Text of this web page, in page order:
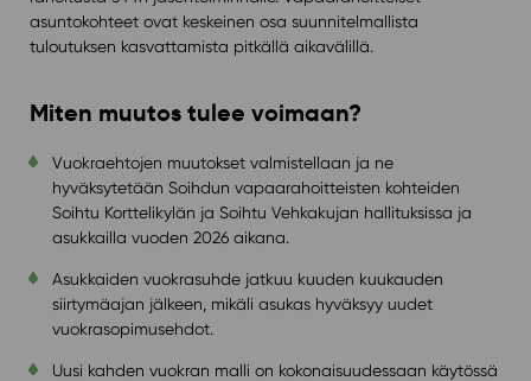
asuntokohteet ovat keskeinen osa suunnitelmallista
tuloutuksen kasvattamista pitkällä aikavälillä.
Miten muutos tulee voimaan?
Vuokraehtojen muutokset valmistellaan ja ne
hyväksytetään Soihdun vapaarahoitteisten kohteiden
Soihtu Korttelikylän ja Soihtu Vehkakujan hallituksissa ja
asukkailla vuoden 2026 aikana.
Asukkaiden vuokrasuhde jatkuu kuuden kuukauden
siirtymäajan jälkeen, mikäli asukas hyväksyy uudet
vuokrasopimusehdot.
Uusi kahden vuokran malli on kokonaisuudessaan käytössä